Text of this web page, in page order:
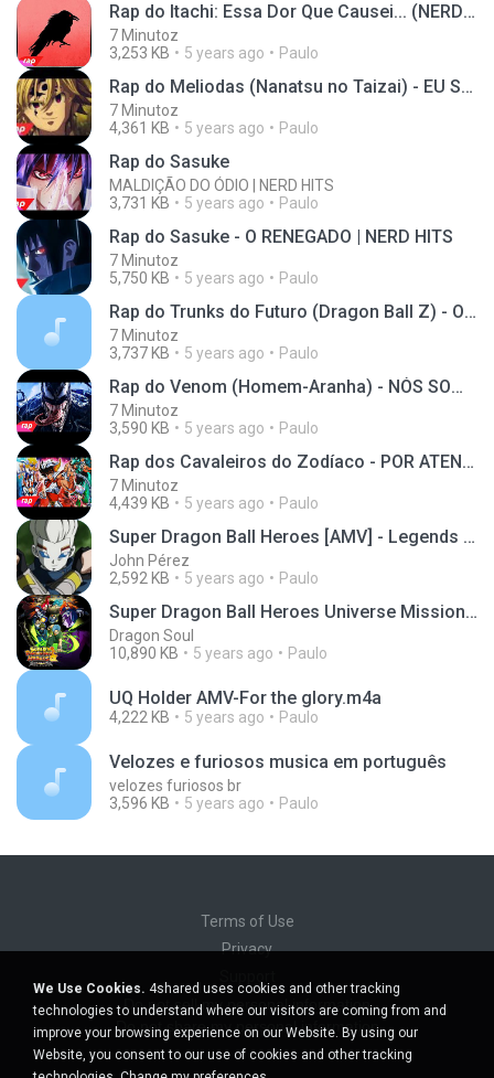
Rap do Itachi: Essa Dor Que Causei... (NERD HITS)
7 Minutoz
3,253 KB
5 years ago Paulo
Rap do Meliodas (Nanatsu no Taizai) - EU SOU O CAP
7 Minutoz
4,361 KB
5 years ago Paulo
Rap do Sasuke
MALDIÇÃO DO ÓDIO | NERD HITS
3,731 KB
5 years ago Paulo
Rap do Sasuke - O RENEGADO | NERD HITS
7 Minutoz
5,750 KB
5 years ago Paulo
Rap do Trunks do Futuro (Dragon Ball Z) - O ÚLTIMO SAIYAJIN | NERD HITS
7 Minutoz
3,737 KB
5 years ago Paulo
Rap do Venom (Homem-Aranha) - NÓS SOMOS VENOM | NERD HITS
7 Minutoz
3,590 KB
5 years ago Paulo
Rap dos Cavaleiros do Zodíaco - POR ATENA | NERD HITS
7 Minutoz
4,439 KB
5 years ago Paulo
Super Dragon Ball Heroes [AMV] - Legends Never Die
John Pérez
2,592 KB
5 years ago Paulo
Super Dragon Ball Heroes Universe Mission Theme
Dragon Soul
10,890 KB
5 years ago Paulo
UQ Holder AMV-For the glory.m4a
4,222 KB 5 years ago Paulo
Velozes e furiosos musica em português
velozes furiosos br
3,596 KB
5 years ago Paulo
Terms of Use
Privacy
Do not sell my personal information
Do not share my personal information
We Use Cookies. 4shared uses cookies and other tracking
technologies to understand where our visitors are coming from and
improve your browsing experience on our Website. By using our
Website, you consent to our use of cookies and other tracking